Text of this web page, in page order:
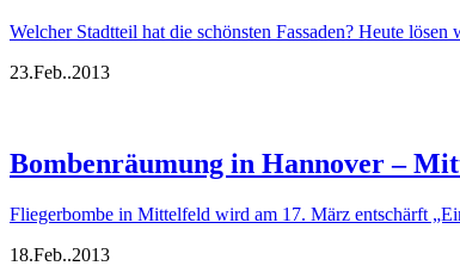
Welcher Stadtteil hat die schönsten Fassaden? Heute
23.Feb..2013
Bombenräumung in Hannover –
Fliegerbombe in Mittelfeld wird am 17. März entschärft
18.Feb..2013